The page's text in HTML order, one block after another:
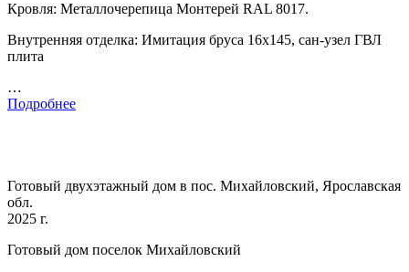
Кровля: Металлочерепица Монтерей RAL 8017.
Внутренняя отделка: Имитация бруса 16х145, сан-узел ГВЛ
плита
…
Подробнее
Готовый двухэтажный дом в пос. Михайловский, Ярославская
обл.
2025 г.
Готовый дом поселок Михайловский